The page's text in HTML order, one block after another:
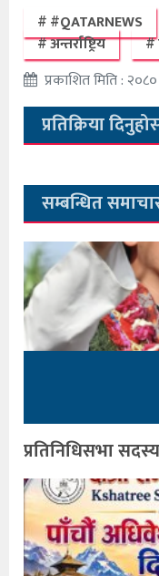
#QATARNEWS
अन्तर्राष्ट्रिय
प्रकाशित मिति :
प्रतिक्रिया
सम्बन्धित
प्रतिनिधिसभा